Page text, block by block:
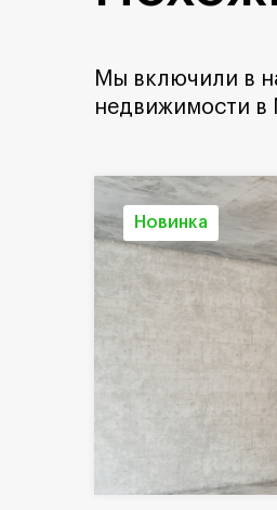
Мы включили в
недвижимости в
Новинка